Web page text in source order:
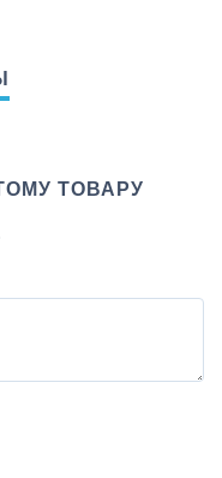
ТОВАРУ